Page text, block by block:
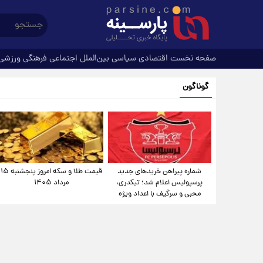
صفحه نخست اقتصادی سیاسی بین‌الملل اجتماعی فرهنگی
گوناگون
شماره پیراهن خریدهای جدید
پرسپولیس اعلام شد؛ تیکدری،
محبی و سرگیف با اعداد ویژه
قیمت طلا و سکه امروز پنجشنبه ۱۵
مرداد ۱۴۰۵